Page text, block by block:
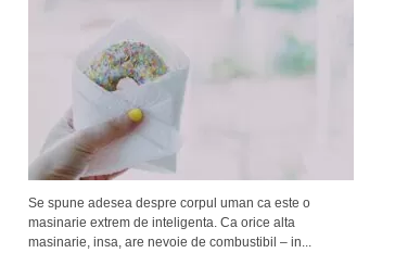
Se spune adesea despre corpul uman ca este o
masinarie extrem de inteligenta. Ca orice alta
masinarie, insa, are nevoie de combustibil – in...